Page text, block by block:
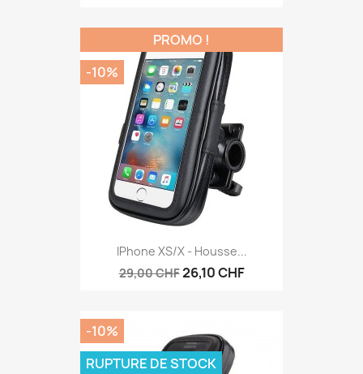
IPhone XS/X - Housse...
29,00 CHF26,10 CHF
PROMO !
-10%
-10%
RUPTURE DE STOCK